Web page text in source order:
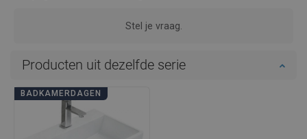
Stel je vraag.
Producten uit dezelfde serie
BADKAMERDAGEN